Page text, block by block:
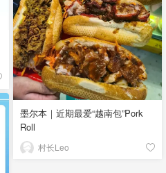
墨尔本｜近期最爱“越南包”Pork
Roll
村长Leo